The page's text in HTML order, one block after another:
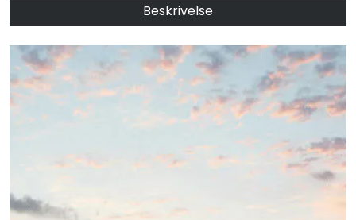
Beskrivelse